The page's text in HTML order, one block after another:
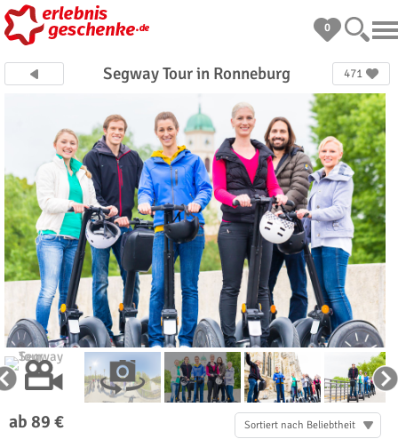
0
Segway Tour in Ronneburg 471
ab 89 € Sortiert nach Beliebtheit